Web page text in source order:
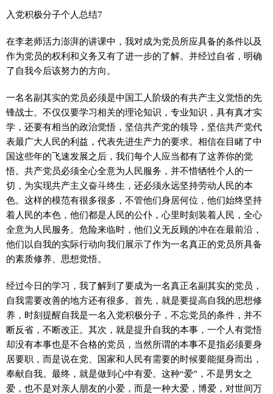
入党积极分子个人总结7
在李老师活力澎湃的讲课中，我对成为党员所应具备的条件以及
作为党员的权利和义务又有了进一步的了解。并经过自省，明确
了自我今后该努力的方向。
一名名副其实的党员必须是中国工人阶级的有共产主义觉悟的先
锋战士。不仅仅要学习相关的理论知识，专业知识，具有真才实
学，还要有相当的政治觉悟，坚信共产党的领导，坚信共产党代
表最广大人民的利益，代表先进生产力的要求。相信在目睹了中
国这些年的飞速发展之后，我们每个人应当都有了这养你的觉
悟。共产党员必须全心全意为人民服务，并不惜牺牲个人的一
切，为实现共产主义奋斗终生，还必须永远坚持劳动人民的本
色。这样的模范有很多很多，不管他们身居何位，他们始终坚持
着人民的本色，他们都是人民的公仆，心里时刻装着人民，全心
全意为人民服务。危险来临时，他们义无反顾的冲在在最前沿，
他们以自我的实际行动向我们展示了作为一名真正的党员所具备
的素质修养、思想觉悟。
经过今日的学习，我了解到了要成为一名真正名副其实的党员，
自我需要改善的地方还有很多。首先，就是要提高自我的思想修
养，时刻提醒自我是一名入党积极分子，不忘党员的条件，并不
断反省，不断改正。其次，就是提升自我的本事，一个人有觉悟
却没有本事也是不合格的党员，当然所谓的本事不是指必须要身
居要职，而是说在党、国家和人民有需要的时候要能挺身而出，
奉献自我。最终，就是做到心中有爱。这种“爱”，不是男女之
爱，也不是对亲人朋友的小爱，而是一种大爱，博爱，对世间万